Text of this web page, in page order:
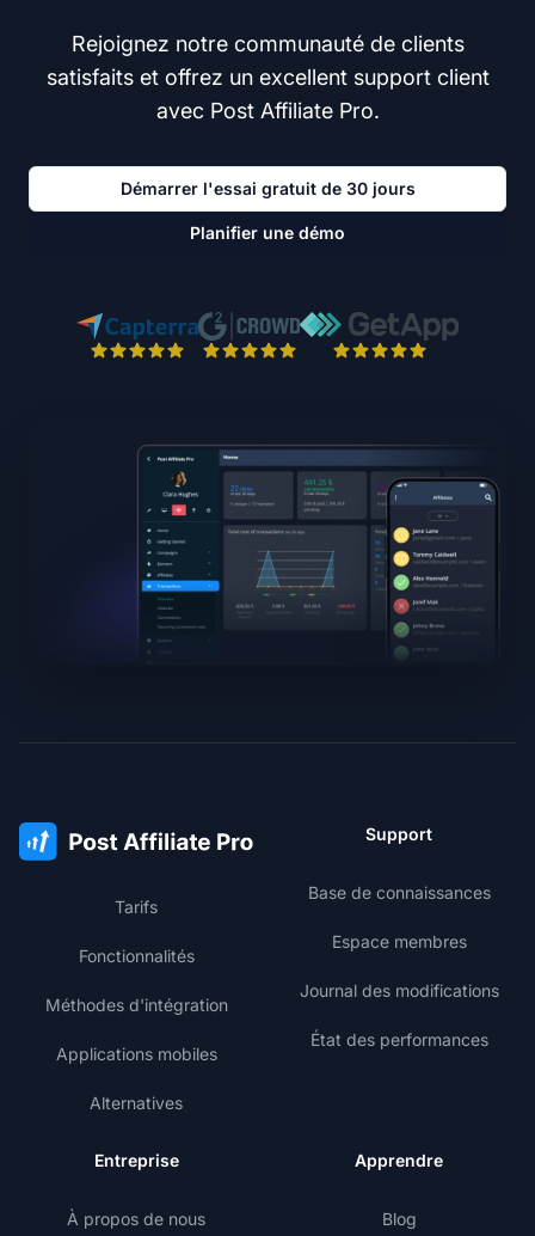
Rejoignez notre communauté de clients
satisfaits et offrez un excellent support client
avec Post Affiliate Pro.
Démarrer l'essai gratuit de 30 jours
Planifier une démo
Tarifs
Fonctionnalités
Méthodes d'intégration
Applications mobiles
Alternatives
Support
Base de connaissances
Espace membres
Journal des modifications
État des performances
Entreprise
À propos de nous
Apprendre
Blog